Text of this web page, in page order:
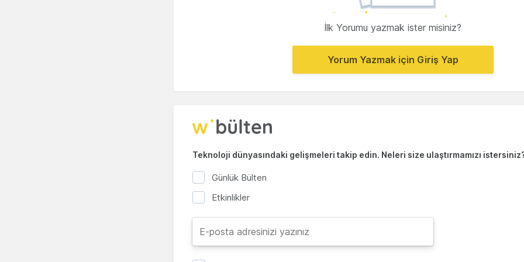
İlk Yorumu yazmak ister misiniz?
Yorum Yazmak için Giriş Yap
Teknoloji dünyasındaki gelişmeleri takip edin. Neleri size ulaştırmamızı
Günlük Bülten
Etkinlikler